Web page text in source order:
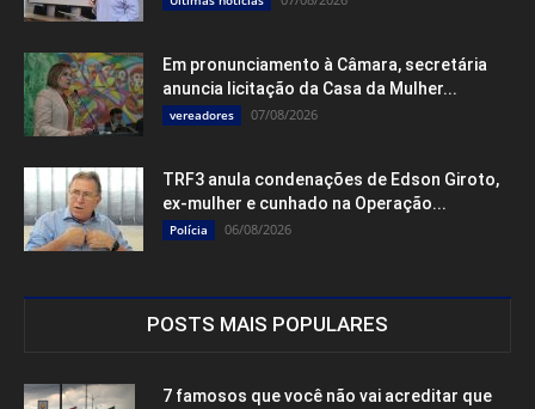
Em pronunciamento à Câmara, secretária
anuncia licitação da Casa da Mulher...
vereadores 07/08/2026
TRF3 anula condenações de Edson Giroto,
ex-mulher e cunhado na Operação...
Polícia 06/08/2026
POSTS MAIS POPULARES
7 famosos que você não vai acreditar que